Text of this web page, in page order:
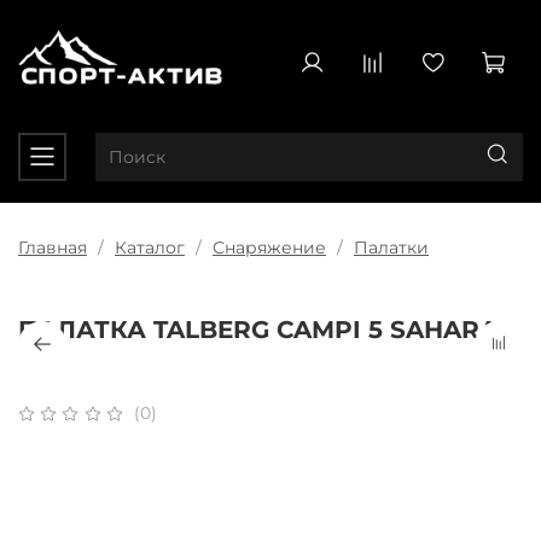
Главная Каталог Снаряжение Палатки
(0)
ПАЛАТКА TALBERG CAMPI 5 SAHARA